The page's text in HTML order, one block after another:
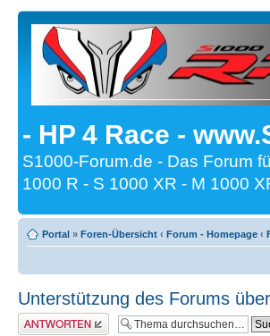
- HP 4 Race -
S1000-Forum.de - Das Forum
1000 R - S 1000 XR - M 1000
Portal » Foren-Übersicht ‹ Forum - Homepage ‹
Unterstützung des Forums
Antwort erstellen